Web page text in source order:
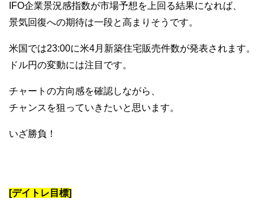
IFO企業景況感指数が市場予想を上回る結果になれば、
景気回復への期待は一段と高まりそうです。
米国では23:00に米4月新築住宅販売件数が発表されます。
ドル円の変動には注目です。
チャートの方向感を確認しながら、
チャンスを狙っていきたいと思います。
いざ勝負！
[デイトレ目標]